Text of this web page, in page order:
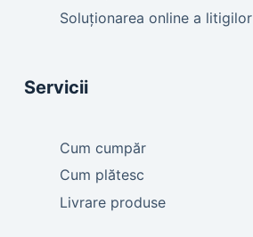
Soluționarea online a litigilor
Servicii
Cum cumpăr
Cum plătesc
Livrare produse